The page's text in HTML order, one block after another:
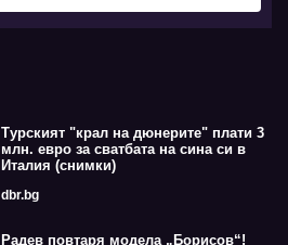
Турският "крал на дюнерите" плати 3
млн. евро за сватбата на сина си в
Италия (снимки)
dbr.bg
Радев повтаря модела „Борисов“!